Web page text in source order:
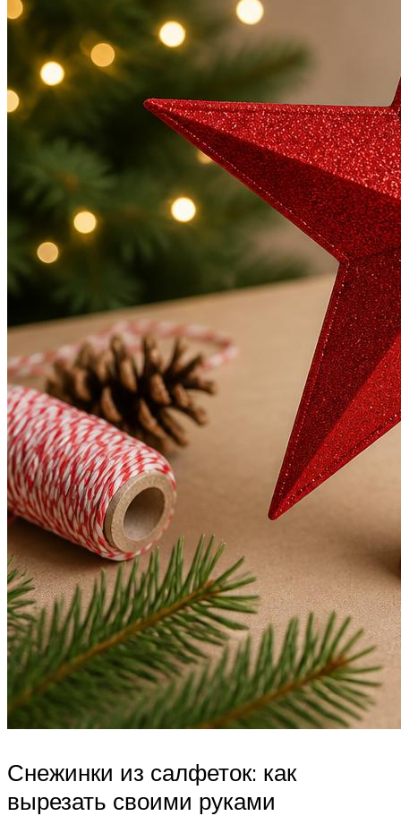
Снежинки из салфеток: как
вырезать своими руками